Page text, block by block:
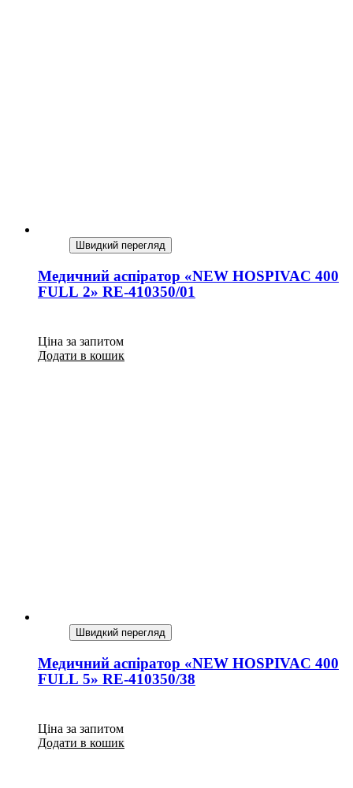
Швидкий перегляд
Медичний аспіратор «NEW HOSPIVAC 400
FULL 2» RE-410350/01
Ціна за запитом
Додати в кошик
Швидкий перегляд
Медичний аспіратор «NEW HOSPIVAC 400
FULL 5» RE-410350/38
Ціна за запитом
Додати в кошик